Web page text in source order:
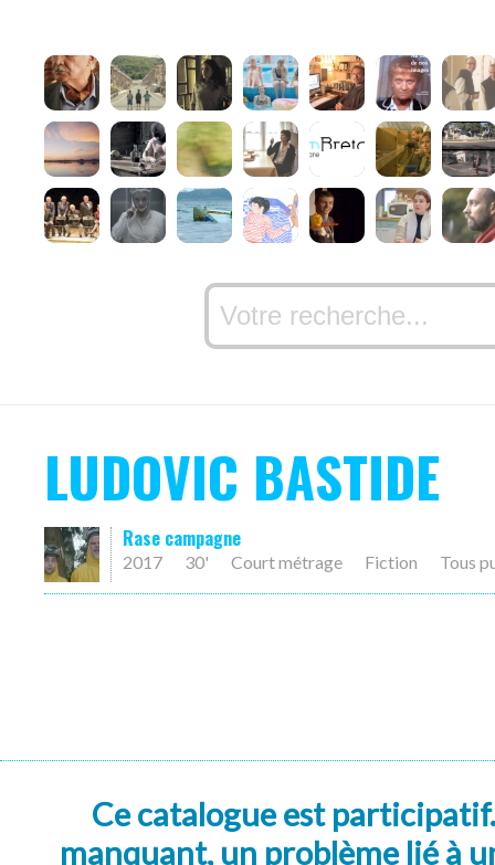
LUDOVIC BASTIDE
Rase campagne
2017 30' Court métrage Fiction Tous
Ce catalogue est
manquant, un problème lié à